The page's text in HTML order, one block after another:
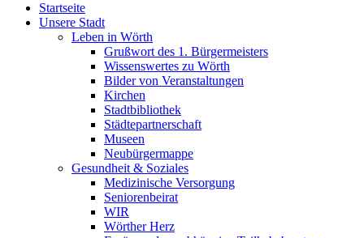
Startseite
Unsere Stadt
Leben in Wörth
Grußwort des 1. Bürgermeisters
Wissenswertes zu Wörth
Bilder von Veranstaltungen
Kirchen
Stadtbibliothek
Städtepartnerschaft
Museen
Neubürgermappe
Gesundheit & Soziales
Medizinische Versorgung
Seniorenbeirat
WIR
Wörther Herz